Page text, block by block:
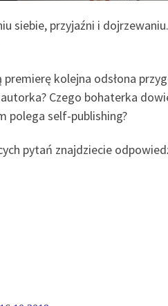
siebie, przyjaźni i
kolejna odsłona
Czego bohaterka
polega self-publishing?
pytań znajdziecie